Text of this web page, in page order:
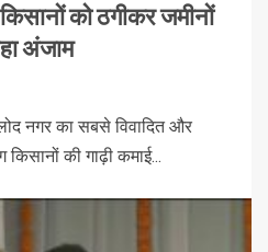
को ठगीकर जमीनों
अंजाम
नगर का सबसे विवादित और
की गाढ़ी कमाई...